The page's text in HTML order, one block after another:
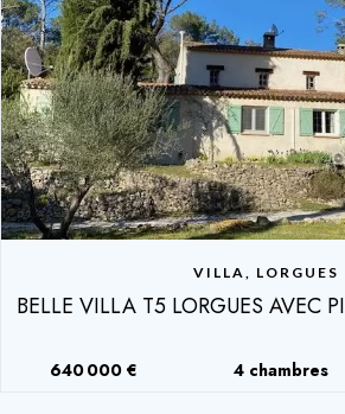
VILLA, LORGUES
BELLE VILLA T5 LORGUES AVEC
640 000 € 4 chambres